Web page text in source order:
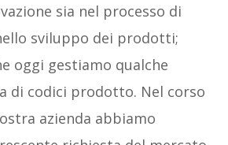
sia nel processo di
sviluppo dei prodotti;
oggi gestiamo qualche
di codici prodotto. Nel corso
azienda abbiamo